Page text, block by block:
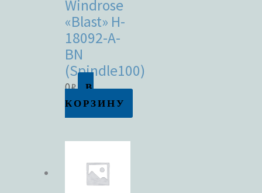
Windrose
«Blast» H-
18092-A-
BN
(Spindle100)
0₽
В
КОРЗИНУ